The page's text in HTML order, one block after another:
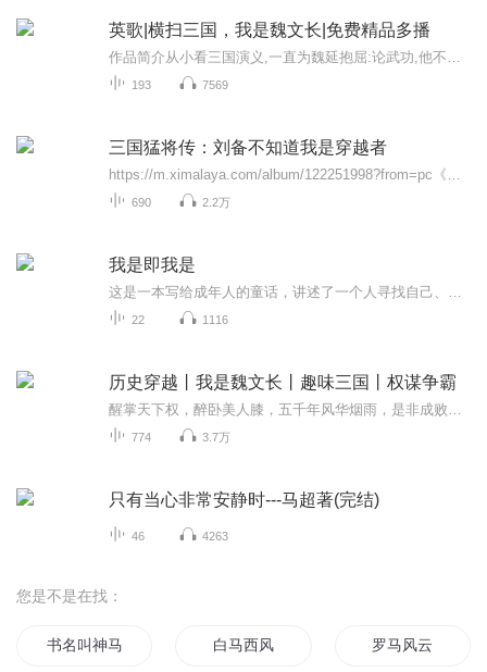
英歌|横扫三国，我是魏文长|免费精品多播
193 7569
三国猛将传：刘备不知道我是穿越者
690 2.2万
我是即我是
22 1116
历史穿越丨我是魏文长丨趣味三国丨权谋争霸
774 3.7万
只有当心非常安静时---马超著(完结)
46 4263
您是不是在找：
书名叫神马 白马西风 罗马风云